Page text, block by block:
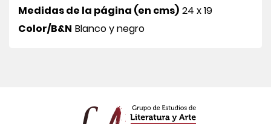
Medidas de la página (en cms) 24 x 19
Color/B&N Blanco y negro